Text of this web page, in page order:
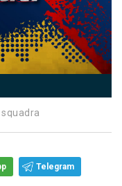
Telegram